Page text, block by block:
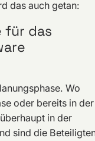
das auch getan:
für das
Wo
oder bereits in der
in der
sind die